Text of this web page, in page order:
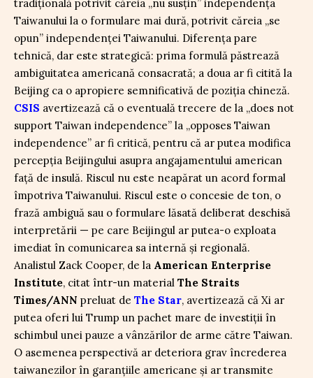
tradițională potrivit căreia „nu susțin” independența
Taiwanului la o formulare mai dură, potrivit căreia „se
opun” independenței Taiwanului. Diferența pare
tehnică, dar este strategică: prima formulă păstrează
ambiguitatea americană consacrată; a doua ar fi citită la
Beijing ca o apropiere semnificativă de poziția chineză.
CSIS avertizează că o eventuală trecere de la „does not
support Taiwan independence” la „opposes Taiwan
independence” ar fi critică, pentru că ar putea modifica
percepția Beijingului asupra angajamentului american
față de insulă. Riscul nu este neapărat un acord formal
împotriva Taiwanului. Riscul este o concesie de ton, o
frază ambiguă sau o formulare lăsată deliberat deschisă
interpretării — pe care Beijingul ar putea-o exploata
imediat în comunicarea sa internă și regională.
Analistul Zack Cooper, de la American Enterprise
Institute, citat într-un material The Straits
Times/ANN preluat de The Star, avertizează că Xi ar
putea oferi lui Trump un pachet mare de investiții în
schimbul unei pauze a vânzărilor de arme către Taiwan.
O asemenea perspectivă ar deteriora grav încrederea
taiwanezilor în garanțiile americane și ar transmite